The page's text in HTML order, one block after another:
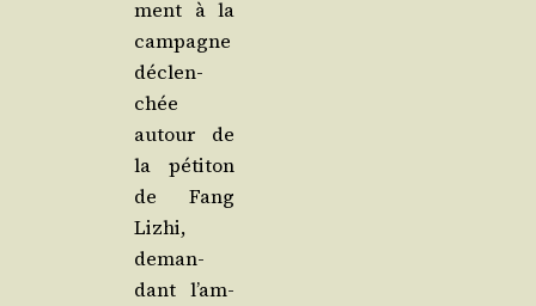
ment à la
cam­pagne
déclen­
chée
autour de
la péti­ton
de Fang
Liz­hi,
deman­
dant l’am­